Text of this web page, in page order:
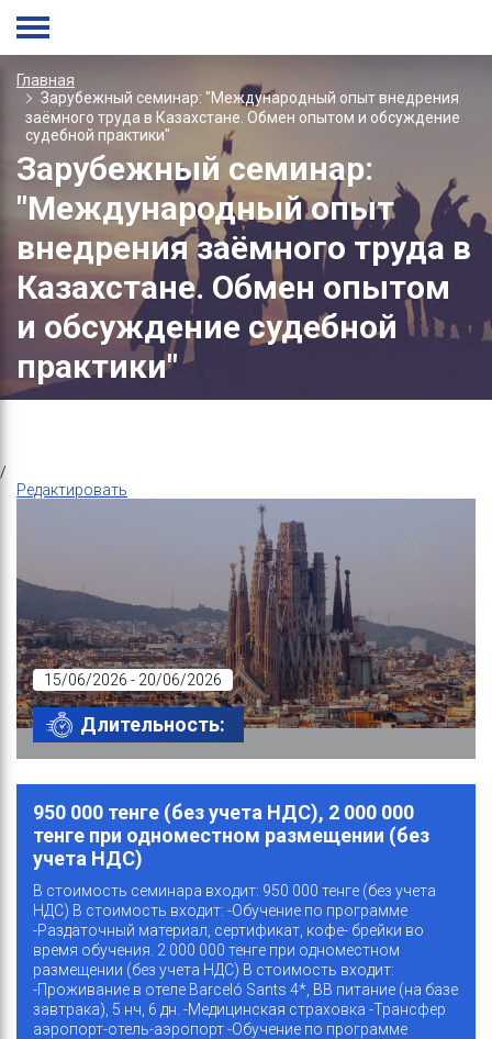
Главная
Зарубежный семинар: "Международный опыт внедрения
заёмного труда в Казахстане. Обмен опытом и обсуждение
судебной практики"
Зарубежный семинар:
"Международный опыт
внедрения заёмного труда в
Казахстане. Обмен опытом
и обсуждение судебной
практики"
/
Редактировать
15/06/2026 - 20/06/2026
Длительность:
950 000 тенге (без учета НДС), 2 000 000
тенге при одноместном размещении (без
учета НДС)
В стоимость семинара входит: 950 000 тенге (без учета
НДС) В стоимость входит: -Обучение по программе
-Раздаточный материал, сертификат, кофе- брейки во
время обучения. 2 000 000 тенге при одноместном
размещении (без учета НДС) В стоимость входит:
-Проживание в отеле Barceló Sants 4*, BB питание (на базе
завтрака), 5 нч, 6 дн. -Медицинская страховка -Трансфер
аэропорт-отель-аэропорт -Обучение по программе